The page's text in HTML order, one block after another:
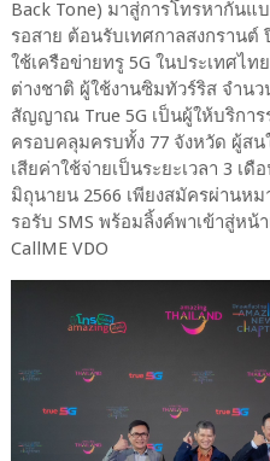
Back Tone) มาสู่การโทรหากัน
รอสาย ต้อนรับเทศกาลสงกราน
ใช้เครือข่ายทรู 5G ในประเทศไ
ต่างชาติ ผู้ใช้งานซิมทัวร์ริส จำน
สัญญาณ True 5G เป็นผู้ให้บริกา
ครอบคลุมครบทั้ง 77 จังหวัด ผู้สน
เสียค่าใช้จ่ายเป็นระยะเวลา 3 เ
มิถุนายน 2566 เพียงสมัครผ่านห
รอรับ SMS พร้อมลิ้งค์พาเข้าสู่หน้
CallME VDO